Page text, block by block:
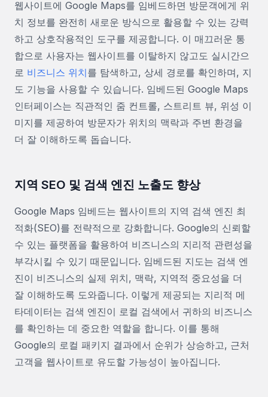
웹사이트에 Google Maps를 임베드하면 방문객에게 위
치 정보를 완전히 새로운 방식으로 활용할 수 있는 강력
하고 상호작용적인 도구를 제공합니다. 이 매끄러운 통
합으로 사용자는 웹사이트를 이탈하지 않고도 실시간으
로 비즈니스 위치를 탐색하고, 상세 경로를 확인하며, 지
도 기능을 사용할 수 있습니다. 임베드된 Google Maps
인터페이스는 직관적인 줌 컨트롤, 스트리트 뷰, 위성 이
미지를 제공하여 방문자가 위치의 맥락과 주변 환경을
더 잘 이해하도록 돕습니다.
지역 SEO 및 검색 엔진 노출도 향상
Google Maps 임베드는 웹사이트의 지역 검색 엔진 최
적화(SEO)를 전략적으로 강화합니다. Google의 신뢰할
수 있는 플랫폼을 활용하여 비즈니스의 지리적 관련성을
부각시킬 수 있기 때문입니다. 임베드된 지도는 검색 엔
진이 비즈니스의 실제 위치, 맥락, 지역적 중요성을 더
잘 이해하도록 도와줍니다. 이렇게 제공되는 지리적 메
타데이터는 검색 엔진이 로컬 검색에서 귀하의 비즈니스
를 확인하는 데 중요한 역할을 합니다. 이를 통해
Google의 로컬 패키지 결과에서 순위가 상승하고, 근처
고객을 웹사이트로 유도할 가능성이 높아집니다.